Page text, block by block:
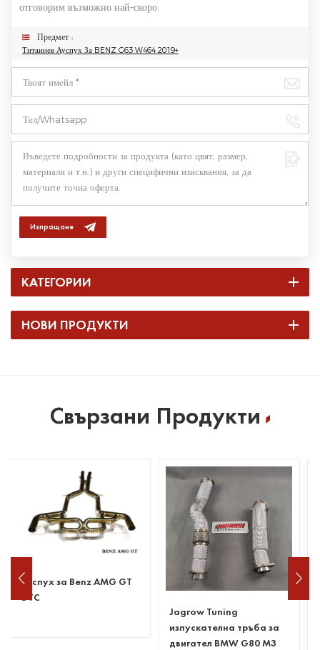
отговорим възможно най-скоро.
Предмет :
Титаниев Ауспух За BENZ G63 W464 2019+
Изпращане
КАТЕГОРИИ
НОВИ ПРОДУКТИ
Свързани Продукти
Jagrow Tuning ауспух
catback за BMW M850i
G15